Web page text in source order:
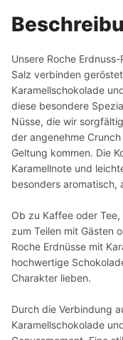
Unsere Roche
Salz verbinden
Karamellschokolade
diese besondere
Nüsse, die wir
der angenehme
Geltung kommen. Die
Karamellnote und
besonders aromatisch,
Ob zu Kaffee oder
zum Teilen mit Gästen
Roche Erdnüsse mit
hochwertige
Charakter lieben.
Durch die Verbindung
Karamellschokolade